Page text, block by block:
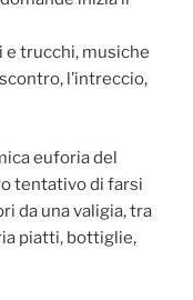
e trucchi, musiche
l’intreccio,
euforia del
tentativo di farsi
da una valigia, tra
piatti, bottiglie,